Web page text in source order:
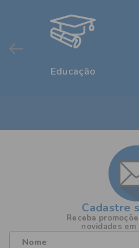
Cadastre
Receba
novidades em